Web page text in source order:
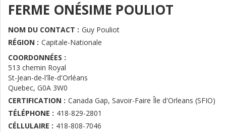
FERME ONÉSIME POULIOT
NOM DU CONTACT : Guy Pouliot
RÉGION : Capitale-Nationale
COORDONNÉES :
513 chemin Royal
St-Jean-de-l'île-d'Orléans
Quebec, G0A 3W0
CERTIFICATION : Canada Gap, Savoir-Faire Île d'Orleans (SFIO)
TÉLÉPHONE : 418-829-2801
CÉLLULAIRE : 418-808-7046